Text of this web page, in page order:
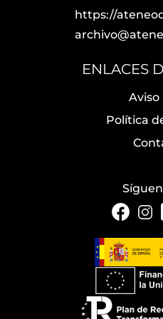
https://
ENLACES
Aviso
Política